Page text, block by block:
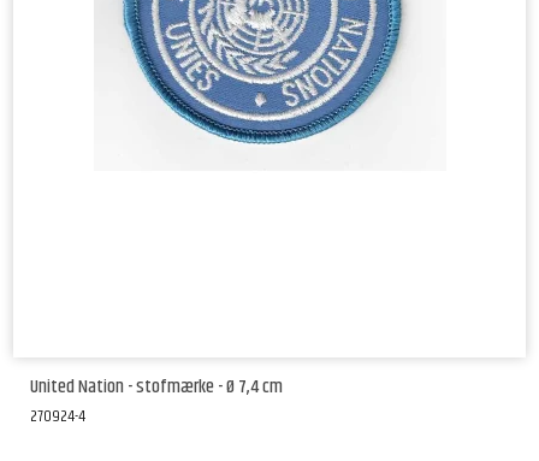
United Nation - stofmærke - Ø 7,4 cm
270924-4